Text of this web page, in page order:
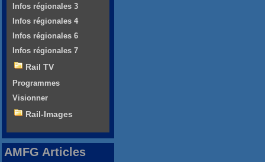
Infos régionales 3
Infos régionales 4
Infos régionales 6
Infos régionales 7
Rail TV
Programmes
Visionner
Rail-Images
AMFG Articles